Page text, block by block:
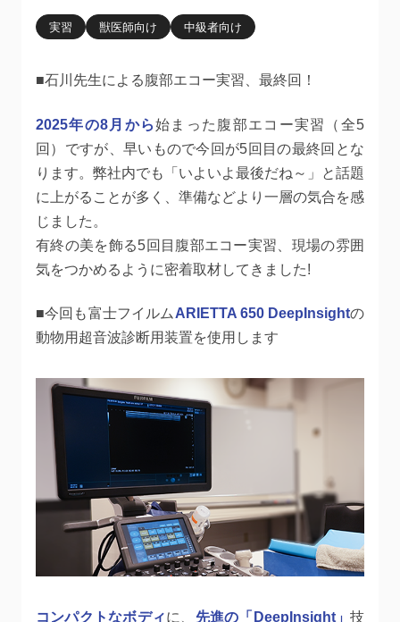
実習 獣医師向け 中級者向け
■石川先生による腹部エコー実習、最終回！
2025年の8月から始まった腹部エコー実習（全5
回）ですが、早いもので今回が5回目の最終回とな
ります。弊社内でも「いよいよ最後だね～」と話題
に上がることが多く、準備などより一層の気合を感
じました。
有終の美を飾る5回目腹部エコー実習、現場の雰囲
気をつかめるように密着取材してきました!
■今回も富士フイルム ARIETTA 650 DeepInsightの
動物用超音波診断用装置を使用します
コンパクトなボディに、 先進の「DeepInsight」技